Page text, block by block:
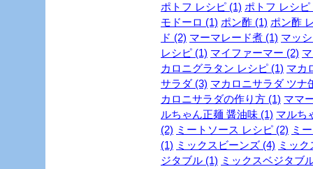
ポトフ レシピ (1) ポトフ レシ
モドーロ (1) ポン酢 (1) ポン酢
ド (2) マーマレード煮 (1) マッ
レシピ (1) マイファーマー (2)
カロニグラタン レシピ (1) マカ
サラダ (3) マカロニサラダ ツナ
カロニサラダの作り方 (1) ママ
ルちゃん正麺 醤油味 (1) マルち
(2) ミートソース レシピ (2) ミ
(1) ミックスビーンズ (4) ミッ
ジタブル (1) ミックスベジタブ